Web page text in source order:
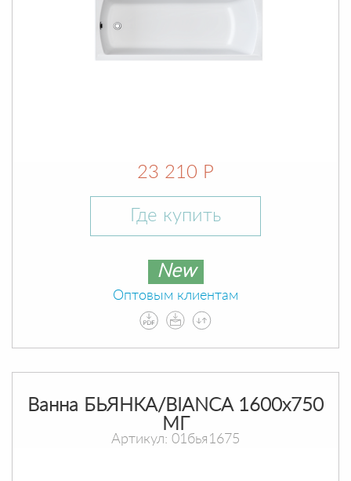
23 210 Р
Где купить
New
Оптовым клиентам
Ванна БЬЯНКА/BIANCA 1600х750
МГ
Артикул: 01бья1675